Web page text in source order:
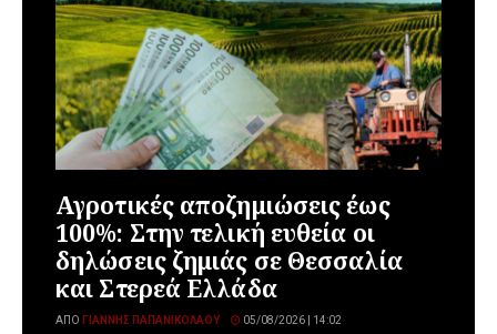
Αγροτικές αποζημιώσεις έως
100%: Στην τελική ευθεία οι
δηλώσεις ζημιάς σε Θεσσαλία
και Στερεά Ελλάδα
ΑΠΌ ΓΙΆΝΝΗΣ ΠΑΠΑΝΙΚΟΛΆΟΥ 05/08/2026 | 14:02